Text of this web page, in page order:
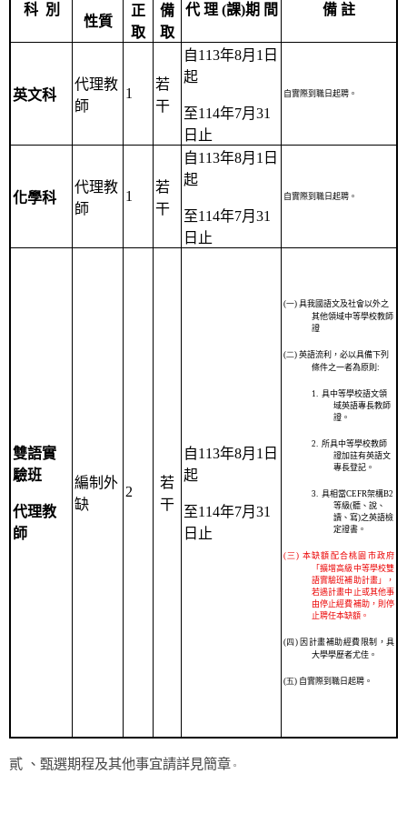
科 別
代 理(課)期 間 備 註
性質
正
取
備
取
英文科
代理教
師
1
若
干
自113年8月 1 日
起
至114年7月 31
日止
自實際到職日起聘。
化學科
代理教
師
1
若
干
自113年8月 1 日
起
至114年7月 31
日止
自實際到職日起聘。
雙語實
驗班
代理教
師
編制外
缺
2
若
干
自113年8月 1 日
起
至114年7月 31
日止
(一) 具我國語文及社會以外之
其他領域中等學校教師
證
(二) 英語流利，必以具備下列
條件之一者為原則 :
1.
具中等學校語文領
域英語專長教師
證。
2.
所具中等學校教師
證加註有英語文
專長登記。
3. 具相當CEFR架構B2
等級(聽、說、
讀、寫)之英語檢
定證書。
(三) 本缺額配合桃園市政府
「擴增高級中等學校雙
語實驗班補助計畫」，
若遇計畫中止或其他事
由停止經費補助，則停
止聘任本缺額。
(四) 因計畫補助經費限制，具
大學學歷者尤佳。
(五) 自實際到職日起聘。
貳 、甄選期程及其他事宜請詳見簡章 。